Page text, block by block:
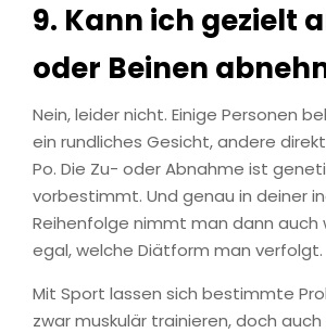
9. Kann ich gezielt
oder Beinen
Nein, leider nicht. Einige Personen
ein rundliches Gesicht, andere
Po. Die Zu- oder Abnahme ist
vorbestimmt. Und genau in deiner
Reihenfolge nimmt man dann auch
egal, welche Diätform man verfolgt.
Mit Sport lassen sich bestimmte
zwar muskulär trainieren, doch